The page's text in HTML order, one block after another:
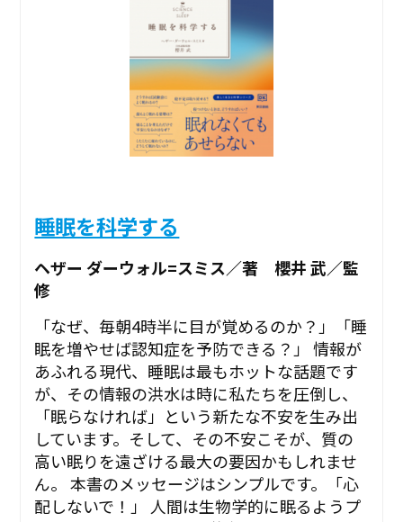
睡眠を科学する
ヘザー ダーウォル=スミス／著 櫻井 武／監
修
「なぜ、毎朝4時半に目が覚めるのか？」「睡
眠を増やせば認知症を予防できる？」 情報が
あふれる現代、睡眠は最もホットな話題です
が、その情報の洪水は時に私たちを圧倒し、
「眠らなければ」という新たな不安を生み出
しています。そして、その不安こそが、質の
高い眠りを遠ざける最大の要因かもしれませ
ん。 本書のメッセージはシンプルです。「心
配しないで！」 人間は生物学的に眠るようプ